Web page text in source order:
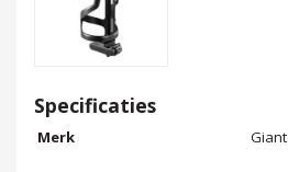
Specificaties
Merk Giant